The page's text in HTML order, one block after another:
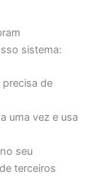
sistema:
precisa de
uma vez e usa
seu
terceiros